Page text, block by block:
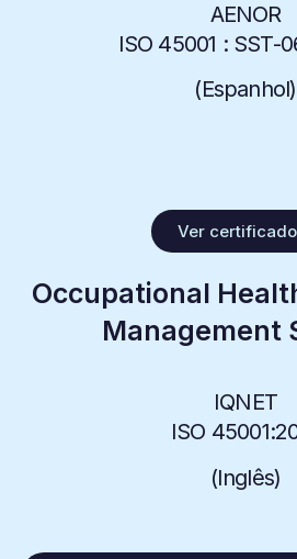
AENOR
ISO 45001 : SST-
(Espanhol)
Ver certificado
Occupational
Management
IQNET
ISO
(Inglês)